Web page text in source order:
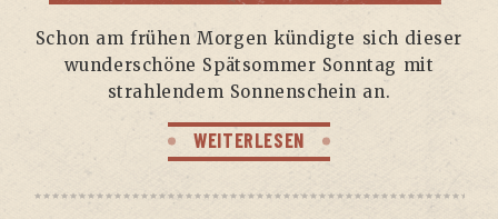
Schon am frü­hen Mor­gen kün­dig­te sich die­ser
wun­der­schö­ne Spät­som­mer Sonn­tag mit
strah­len­dem Son­nen­schein an.
WEITERLESEN